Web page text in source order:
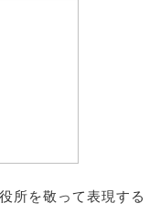
所を敬って表現する